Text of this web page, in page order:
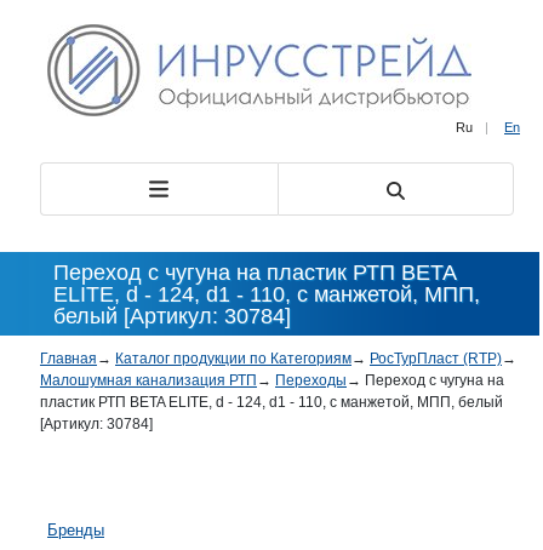
Ru | En
Переход с чугуна на пластик РТП BETA
ELITE, d - 124, d1 - 110, с манжетой, МПП,
белый [Артикул: 30784]
Главная → Каталог продукции по Категориям→ РосТурПласт (RTP)→
Малошумная канализация РТП → Переходы → Переход с чугуна на
пластик РТП BETA ELITE, d - 124, d1 - 110, с манжетой, МПП, белый
[Артикул: 30784]
Бренды